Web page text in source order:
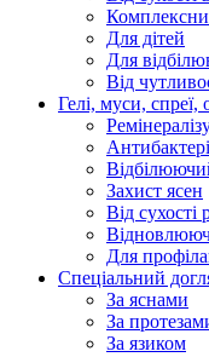
Для дітей
Для
Від
Гелі, муси, спреї,
Захист ясен
Від сухості
Для
Спеціальний
За яснами
За
За язиком